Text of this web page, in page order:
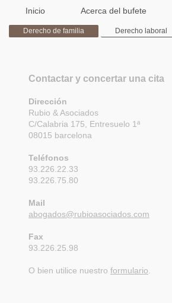
Inicio Acerca del bufete
Derecho de familia Derecho laboral
Contactar y concertar una cita
Dirección
Rubio & Asociados
C/Calabria 175, Entresuelo 1ª
08015 barcelona
Teléfonos
93.226.22.33
93.226.75.80
Mail
abogados@rubioasociados.com
Fax
93.226.25.98
O bien utilice nuestro formulario.